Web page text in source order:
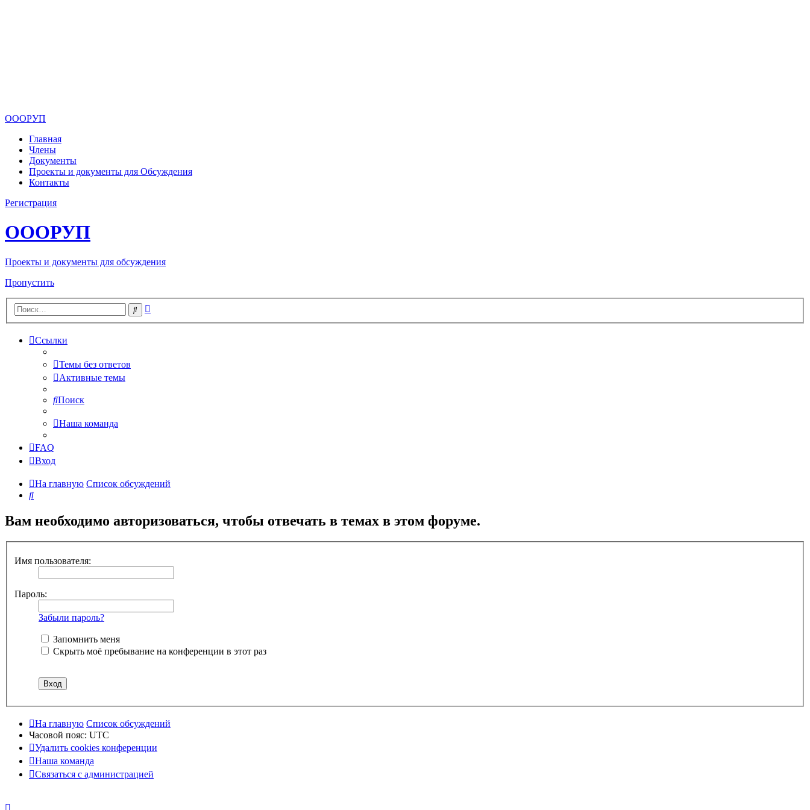
ОООРУП
Главная
Члены
Документы
Проекты и документы для Обсуждения
Контакты
Регистрация
ОООРУП
Проекты и документы для обсуждения
Пропустить
Поиск
Ссылки
Темы без ответов
Активные темы
Поиск
Наша команда
FAQ
Вход
На главную Список обсуждений
Поиск
Вам необходимо авторизоваться, чтобы отвечать в темах в этом форуме.
Имя пользователя:
Пароль:
Забыли пароль?
Запомнить меня
Скрыть моё пребывание на конференции в этот раз
На главную Список обсуждений
Часовой пояс: UTC
Удалить cookies конференции
Наша команда
Связаться с администрацией